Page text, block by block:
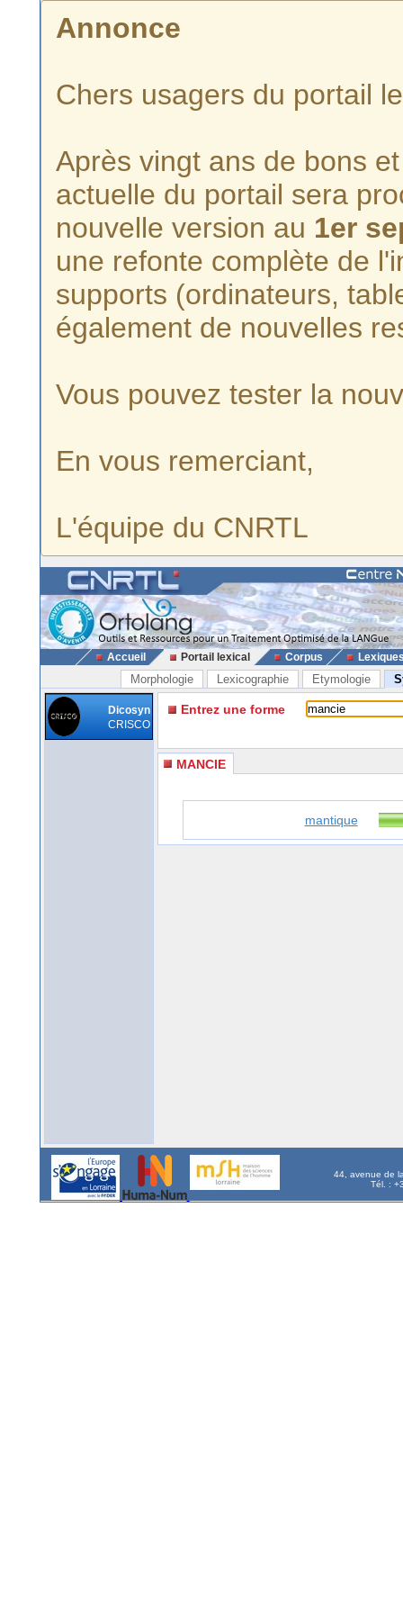
Annonce
Chers usagers du portail
Après vingt ans de bons
actuelle du portail sera
nouvelle version au 1er
une refonte complète de
supports (ordinateurs,
également de nouvelles
Vous pouvez tester la
En vous remerciant,
L'équipe du CNRTL
Accueil Portail lexical Corpus
Morphologie Lexicographie Etymologie
Dicosyn
CRISCO
Entrez une forme
MANCIE
mantique
44, avenue de
Tél. :